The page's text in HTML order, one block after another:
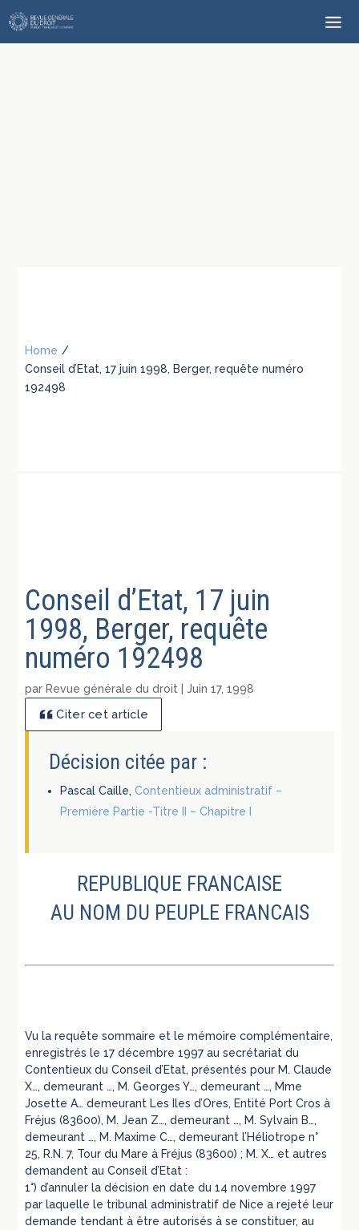
Home /
Conseil d’Etat, 17 juin 1998, Berger, requête numéro
192498
Conseil d’Etat, 17 juin
1998, Berger, requête
numéro 192498
par Revue générale du droit |Juin 17, 1998
Citer cet article
Décision citée par :
Pascal Caille,Contentieux administratif –
Première Partie -Titre II – Chapitre I
REPUBLIQUE FRANCAISE
AU NOM DU PEUPLE FRANCAIS
Vu la requête sommaire et le mémoire complémentaire,
enregistrés le 17 décembre 1997 au secrétariat du
Contentieux du Conseil d’Etat, présentés pour M. Claude
X…, demeurant …, M. Georges Y…, demeurant …, Mme
Josette A… demeurant Les Iles d’Ores, Entité Port Cros à
Fréjus (83600), M. Jean Z…, demeurant …, M. Sylvain B…,
demeurant …, M. Maxime C…, demeurant l’Héliotrope n°
25, R.N. 7, Tour du Mare à Fréjus (83600) ; M. X… et autres
demandent au Conseil d’Etat :
1°) d’annuler la décision en date du 14 novembre 1997
par laquelle le tribunal administratif de Nice a rejeté leur
demande tendant à être autorisés à se constituer, au